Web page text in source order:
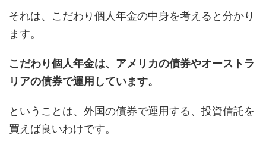
それは、こだわり個人年金の中身を考えると分かり
ます。
こだわり個人年金は、アメリカの債券やオーストラ
リアの債券で運用しています。
ということは、外国の債券で運用する、投資信託を
買えば良いわけです。